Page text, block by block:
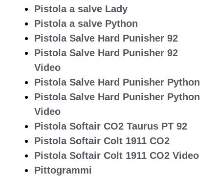
Pistola a salve Lady
Pistola a salve Python
Pistola Salve Hard Punisher 92
Pistola Salve Hard Punisher 92
Video
Pistola Salve Hard Punisher Python
Pistola Salve Hard Punisher Python
Video
Pistola Softair CO2 Taurus PT 92
Pistola Softair Colt 1911 CO2
Pistola Softair Colt 1911 CO2 Video
Pittogrammi